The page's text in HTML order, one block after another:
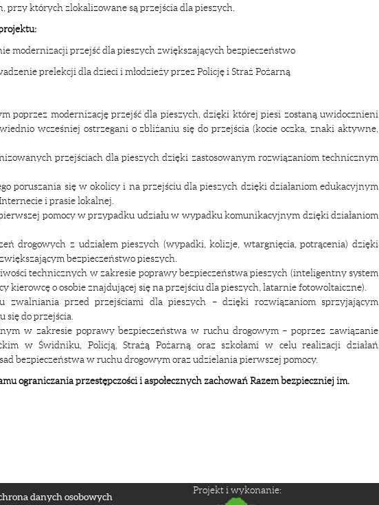
przy których zlokalizowane są przejścia dla pieszych.
modernizacji przejść dla pieszych zwiększających bezpieczeństwo
prelekcji dla dzieci i młodzieży przez Policję i Straż Pożarną
poprzez modernizację przejść dla pieszych, dzięki której piesi zostaną uwidocznieni
wcześniej ostrzegani o zbliżaniu się do przejścia (kocie oczka, znaki aktywne,
przejściach dla pieszych dzięki zastosowanym rozwiązaniom technicznym
poruszania się w okolicy i na przejściu dla pieszych dzięki działaniom edukacyjnym
i prasie lokalnej.
pomocy w przypadku udziału w wypadku komunikacyjnym dzięki działaniom
drogowych z udziałem pieszych (wypadki, kolizje, wtargnięcia, potrącenia) dzięki
bezpieczeństwo pieszych.
technicznych w zakresie poprawy bezpieczeństwa pieszych (inteligentny system
kierowcę o osobie znajdującej się na przejściu dla pieszych, latarnie fotowoltaiczne).
zwalniania przed przejściami dla pieszych – dzięki rozwiązaniom sprzyjającym
do przejścia.
w zakresie poprawy bezpieczeństwa w ruchu drogowym – poprzez zawiązanie
w Świdniku, Policją, Strażą Pożarną oraz szkołami w celu realizacji działań
bezpieczeństwa w ruchu drogowym oraz udzielania pierwszej pomocy.
ograniczania przestępczości i aspołecznych zachowań Razem bezpieczniej im.
danych osobowych
Projekt i wykonanie: